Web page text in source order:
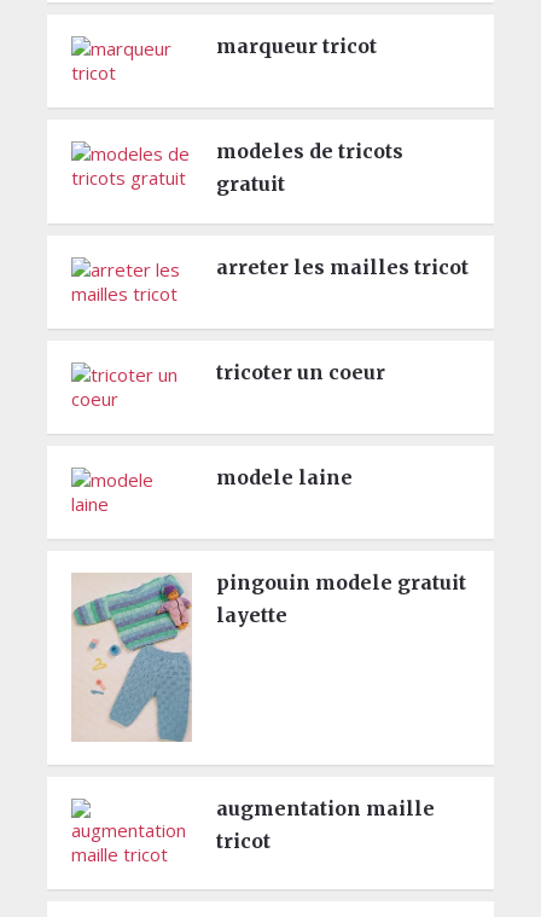
marqueur tricot
modeles de tricots
gratuit
arreter les mailles tricot
tricoter un coeur
modele laine
pingouin modele gratuit
layette
augmentation maille
tricot